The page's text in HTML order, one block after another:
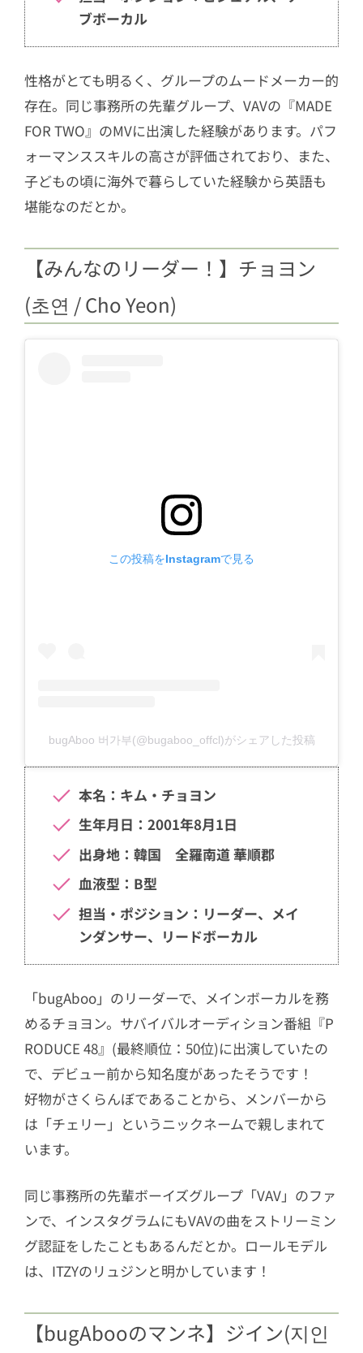
ブボーカル
性格がとても明るく、グループのムードメーカー的
存在。同じ事務所の先輩グループ、VAVの『MADE
FOR TWO』のMVに出演した経験があります。パフ
ォーマンススキルの高さが評価されており、また、
子どもの頃に海外で暮らしていた経験から英語も
堪能なのだとか。
【みんなのリーダー！】チョヨン
(초연 / Cho Yeon)
この投稿をInstagramで見る
bugAboo 버가부(@bugaboo_offcl)がシェアした投稿
本名：キム・チョヨン
生年月日：2001年8月1日
出身地：韓国 全羅南道 華順郡
血液型：B型
担当・ポジション：リーダー、メイ
ンダンサー、リードボーカル
「bugAboo」のリーダーで、メインボーカルを務
めるチョヨン。サバイバルオーディション番組『P
RODUCE 48』(最終順位：50位)に出演していたの
で、デビュー前から知名度があったそうです！
好物がさくらんぼであることから、メンバーから
は「チェリー」というニックネームで親しまれて
います。
同じ事務所の先輩ボーイズグループ「VAV」のファ
ンで、インスタグラムにもVAVの曲をストリーミン
グ認証をしたこともあるんだとか。ロールモデル
は、ITZYのリュジンと明かしています！
【bugAbooのマンネ】ジイン(지인